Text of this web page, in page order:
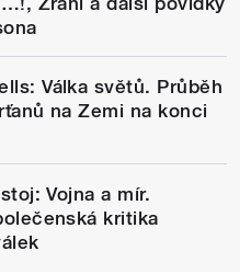
Válka světů. Průběh
na Zemi na konci
Vojna a mír.
kritika